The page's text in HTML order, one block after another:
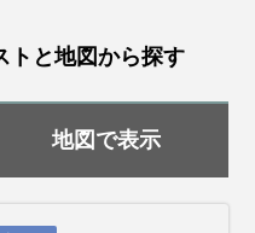
トと地図から探す
地図で表示